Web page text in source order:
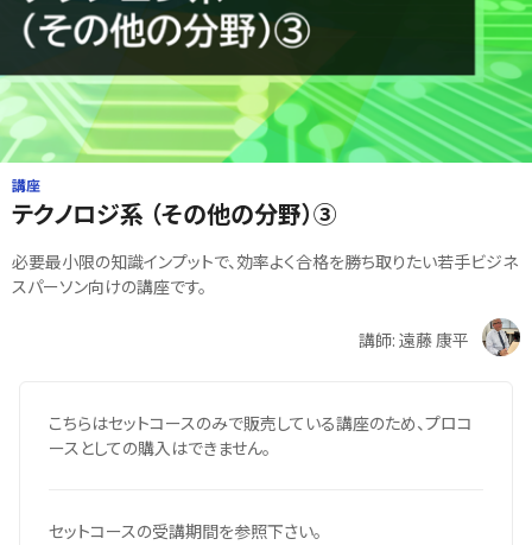
講座
テクノロジ系 （その他の分野）③
必要最小限の知識インプットで、効率よく合格を勝ち取りたい若手ビジネ
スパーソン向けの講座です。
講師: 遠藤 康平
こちらはセットコースのみで販売している講座のため、プロコ
ースとしての購入はできません。
セットコースの受講期間を参照下さい。